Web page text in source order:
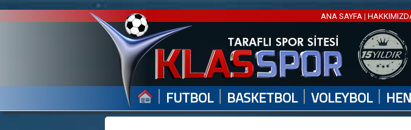
ANA SAYFA |
| FUTBOL | BASKETBOL | VOLEYBOL |